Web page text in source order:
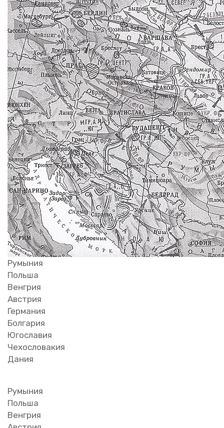
Ру­мы­ния
Поль­ша
Вен­грия
Ав­стрия
Гер­ма­ния
Бол­га­рия
Юго­сла­вия
Че­хо­сло­ва­кия
Дания
Ру­мы­ния
Поль­ша
Вен­грия